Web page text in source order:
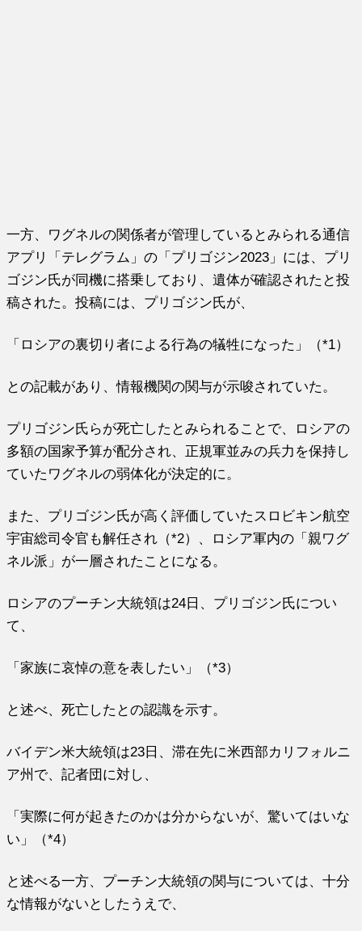
一方、ワグネルの関係者が管理しているとみられる通信
アプリ「テレグラム」の「プリゴジン2023」には、プリ
ゴジン氏が同機に搭乗しており、遺体が確認されたと投
稿された。投稿には、プリゴジン氏が、
「ロシアの裏切り者による行為の犠牲になった」（*1）
との記載があり、情報機関の関与が示唆されていた。
プリゴジン氏らが死亡したとみられることで、ロシアの
多額の国家予算が配分され、正規軍並みの兵力を保持し
ていたワグネルの弱体化が決定的に。
また、プリゴジン氏が高く評価していたスロビキン航空
宇宙総司令官も解任され（*2）、ロシア軍内の「親ワグ
ネル派」が一層されたことになる。
ロシアのプーチン大統領は24日、プリゴジン氏につい
て、
「家族に哀悼の意を表したい」（*3）
と述べ、死亡したとの認識を示す。
バイデン米大統領は23日、滞在先に米西部カリフォルニ
ア州で、記者団に対し、
「実際に何が起きたのかは分からないが、驚いてはいな
い」（*4）
と述べる一方、プーチン大統領の関与については、十分
な情報がないとしたうえで、